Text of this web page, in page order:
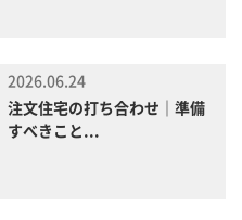
2026.06.24
注文住宅の打ち合わせ｜準備
すべきこと...